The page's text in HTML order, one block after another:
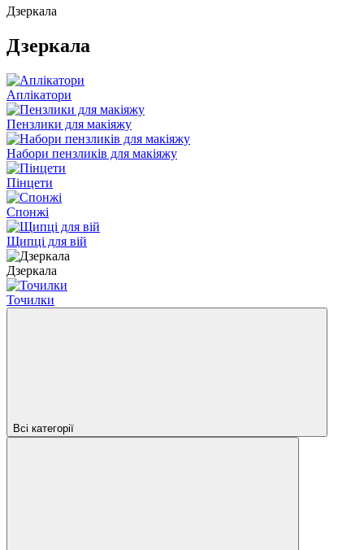
Дзеркала
Дзеркала
Аплікатори
Пензлики для макіяжу
Набори пензликів для макіяжу
Пінцети
Спонжі
Щипці для вій
Дзеркала
Точилки
Всі категорії